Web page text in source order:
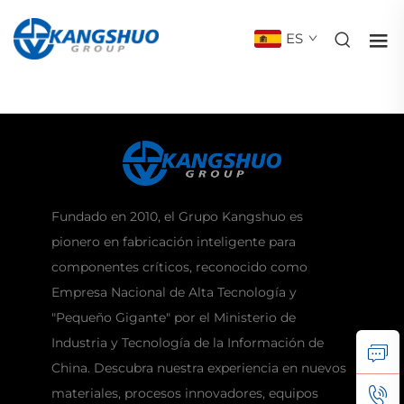
ES
Fundado en 2010, el Grupo Kangshuo es
pionero en fabricación inteligente para
componentes críticos, reconocido como
Empresa Nacional de Alta Tecnología y
"Pequeño Gigante" por el Ministerio de
Industria y Tecnología de la Información de
China. Descubra nuestra experiencia en nuevos
materiales, procesos innovadores, equipos